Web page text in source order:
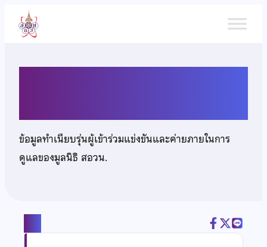
เนื้อหา
ข้อมูลทำเนียบรุ่นผู้เข้าร่วมแข่งขันและค่ายภายในการ
ดูแลของมูลนิธิ สอวน.